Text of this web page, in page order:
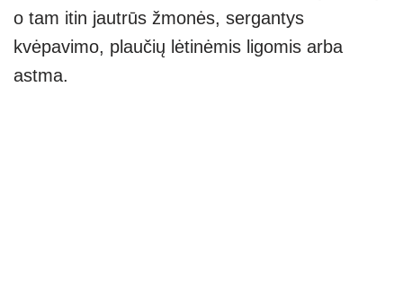
o tam itin jautrūs žmonės, sergantys
kvėpavimo, plaučių lėtinėmis ligomis arba
astma.